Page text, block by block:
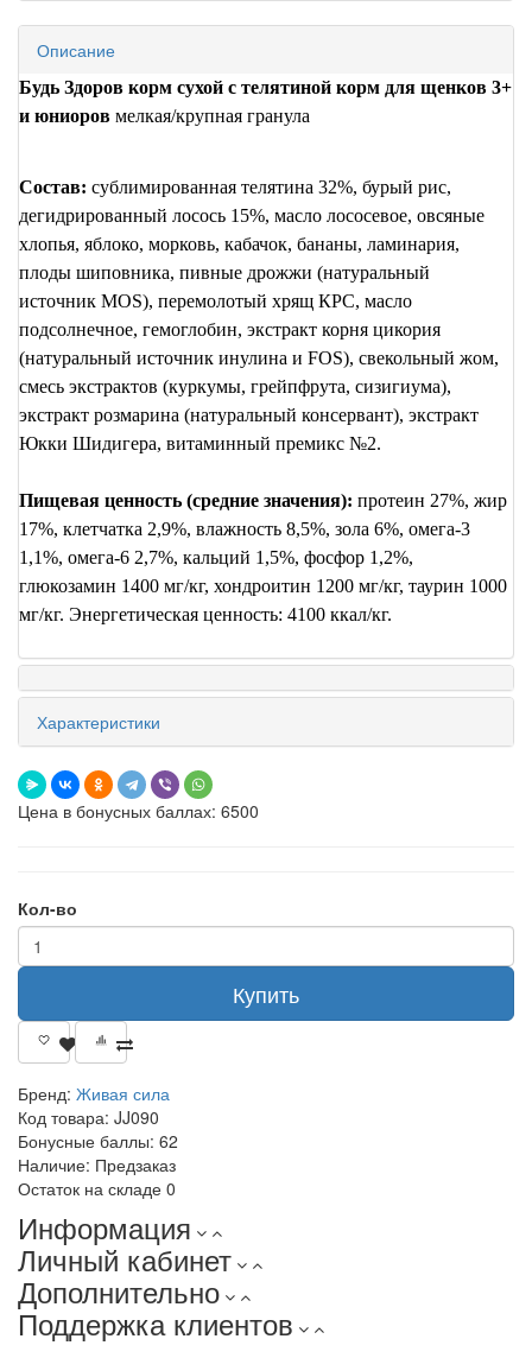
Описание
Будь Здоров корм сухой с телятиной корм для щенков 3+
и юниоров мелкая/крупная гранула
Состав: сублимированная телятина 32%, бурый рис,
дегидрированный лосось 15%, масло лососевое, овсяные
хлопья, яблоко, морковь, кабачок, бананы, ламинария,
плоды шиповника, пивные дрожжи (натуральный
источник MOS), перемолотый хрящ КРC, масло
подсолнечное, гемоглобин, экстракт корня цикория
(натуральный источник инулина и FOS), свекольный жом,
смесь экстрактов (куркумы, грейпфрута, сизигиума),
экстракт розмарина (натуральный консервант), экстракт
Юкки Шидигера, витаминный премикс №2.
Пищевая ценность (средние значения): протеин 27%, жир
17%, клетчатка 2,9%, влажность 8,5%, зола 6%, омега-3
1,1%, омега-6 2,7%, кальций 1,5%, фосфор 1,2%,
глюкозамин 1400 мг/кг, хондроитин 1200 мг/кг, таурин 1000
мг/кг. Энергетическая ценность: 4100 ккал/кг.
Характеристики
Цена в бонусных баллах: 6500
Кол-во
Купить
Бренд: Живая сила
Код товара: JJ090
Бонусные баллы: 62
Наличие: Предзаказ
Остаток на складе 0
Информация
Личный кабинет
Дополнительно
Поддержка клиентов